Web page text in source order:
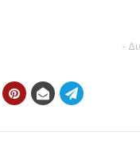
-